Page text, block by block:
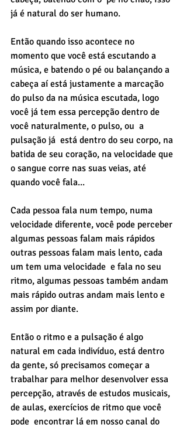
já é natural do ser humano.
Então quando isso acontece no
momento que você está escutando a
música, e batendo o pé ou balançando a
cabeça aí está justamente a marcação
do pulso da na música escutada, logo
você já tem essa percepção dentro de
você naturalmente, o pulso, ou  a
pulsação já  está dentro do seu corpo, na
batida de seu coração, na velocidade que
o sangue corre nas suas veias, até
quando você fala...
Cada pessoa fala num tempo, numa
velocidade diferente, você pode perceber
algumas pessoas falam mais rápidos
outras pessoas falam mais lento, cada
um tem uma velocidade  e fala no seu
ritmo, algumas pessoas também andam
mais rápido outras andam mais lento e
assim por diante.
Então o ritmo e a pulsação é algo
natural em cada indivíduo, está dentro
da gente, só precisamos começar a
trabalhar para melhor desenvolver essa
percepção, através de estudos musicais,
de aulas, exercícios de ritmo que você
pode  encontrar lá em nosso canal do